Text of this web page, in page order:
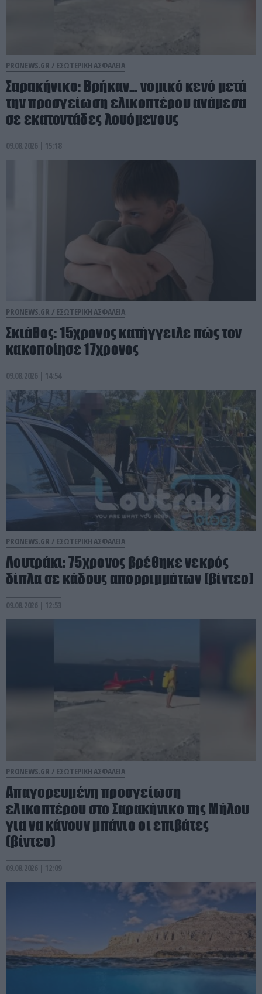
PRONEWS.GR / ΕΣΩΤΕΡΙΚΗ ΑΣΦΑΛΕΙΑ
Σαρακήνικο: Βρήκαν… νομικό κενό μετά
την προσγείωση ελικοπτέρου ανάμεσα
σε εκατοντάδες λουόμενους
09.08.2026 | 15:18
PRONEWS.GR / ΕΣΩΤΕΡΙΚΗ ΑΣΦΑΛΕΙΑ
Σκιάθος: 15χρονος κατήγγειλε πώς τον
κακοποίησε 17χρονος
09.08.2026 | 14:54
PRONEWS.GR / ΕΣΩΤΕΡΙΚΗ ΑΣΦΑΛΕΙΑ
Λουτράκι: 75χρονος βρέθηκε νεκρός
δίπλα σε κάδους απορριμμάτων (βίντεο)
09.08.2026 | 12:53
PRONEWS.GR / ΕΣΩΤΕΡΙΚΗ ΑΣΦΑΛΕΙΑ
Απαγορευμένη προσγείωση
ελικοπτέρου στο Σαρακήνικο της Μήλου
για να κάνουν μπάνιο οι επιβάτες
(βίντεο)
09.08.2026 | 12:09